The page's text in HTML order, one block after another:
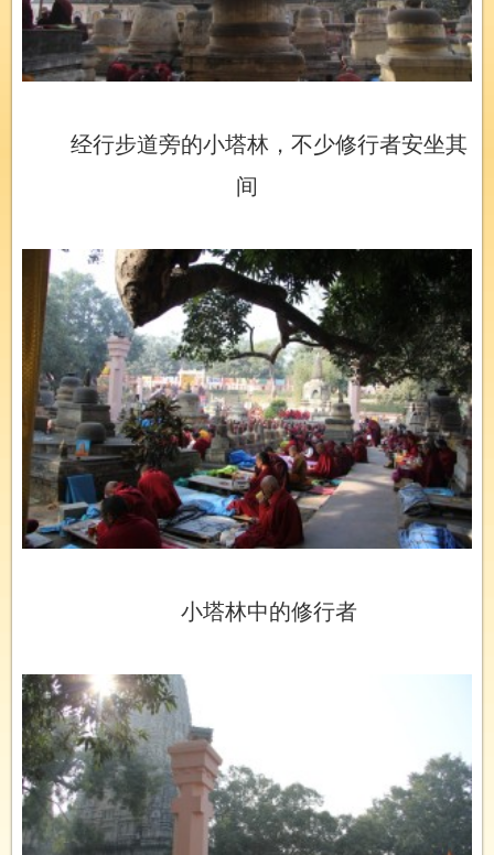
经行步道旁的小塔林，不少修行者安坐其
间
小塔林中的修行者